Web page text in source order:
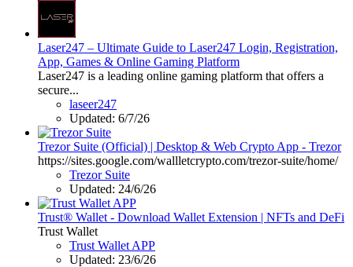
Laser247 – Ultimate Guide to Laser247 Login, Registration,
App, Games & Online Gaming Platform
Laser247 is a leading online gaming platform that offers a
secure...
laseer247
Updated: 6/7/26
Trezor Suite (Official) | Desktop & Web Crypto App - Trezor
https://sites.google.com/wallletcrypto.com/trezor-suite/home/
Trezor Suite
Updated: 24/6/26
Trust® Wallet - Download Wallet Extension | NFTs and DeFi
Trust Wallet
Trust Wallet APP
Updated: 23/6/26